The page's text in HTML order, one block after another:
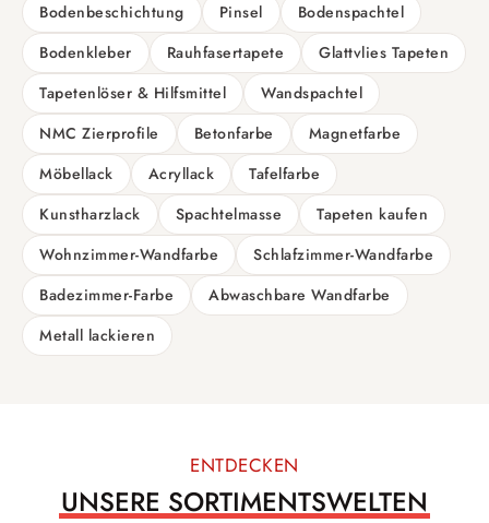
Bodenbeschichtung
Pinsel
Bodenspachtel
Bodenkleber
Rauhfasertapete
Glattvlies Tapeten
Tapetenlöser & Hilfsmittel
Wandspachtel
NMC Zierprofile
Betonfarbe
Magnetfarbe
Möbellack
Acryllack
Tafelfarbe
Kunstharzlack
Spachtelmasse
Tapeten kaufen
Wohnzimmer-Wandfarbe
Schlafzimmer-Wandfarbe
Badezimmer-Farbe
Abwaschbare Wandfarbe
Metall lackieren
ENTDECKEN
UNSERE SORTIMENTSWELTEN